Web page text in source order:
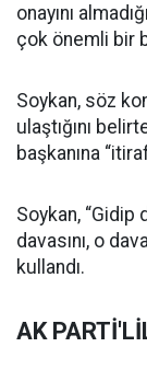
onayını
çok önemli bir
Soykan, söz
ulaştığını
başkanına
Soykan, “Gidip
davasını, o
kullandı.
AK